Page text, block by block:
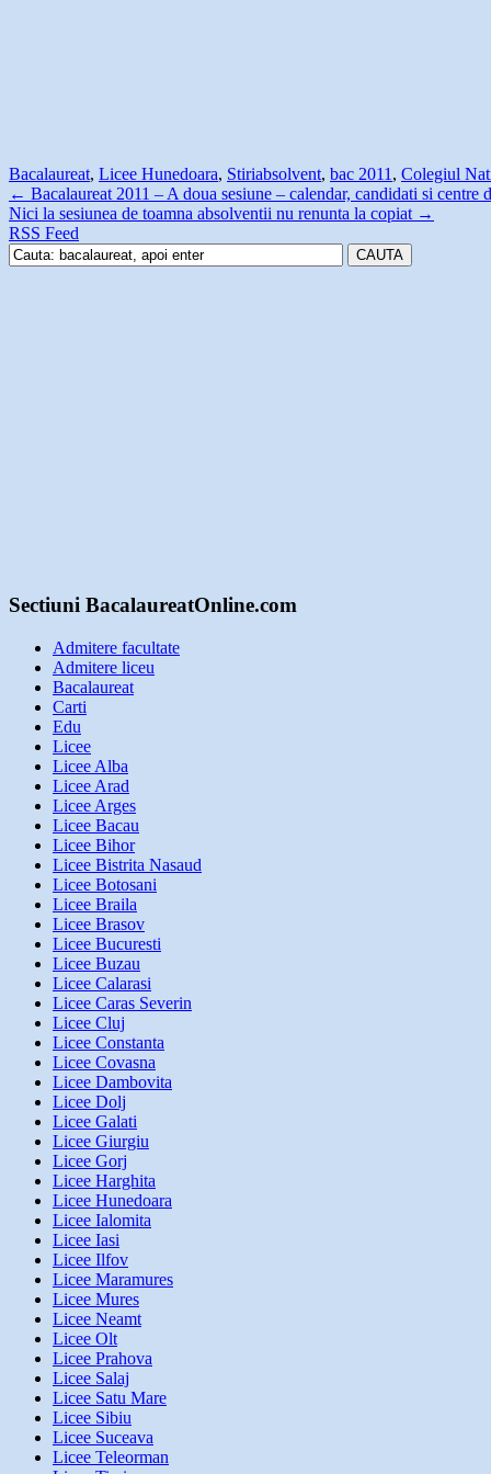
Bacalaureat, Licee Hunedoara, Stiriabsolvent, bac 2011 , Colegiul
← Bacalaureat 2011 – A doua sesiune – calendar, candidati si centre
Nici la sesiunea de toamna absolventii nu renunta la copiat →
RSS Feed
Sectiuni BacalaureatOnline.com
Admitere facultate
Admitere liceu
Bacalaureat
Carti
Edu
Licee
Licee Alba
Licee Arad
Licee Arges
Licee Bacau
Licee Bihor
Licee Bistrita Nasaud
Licee Botosani
Licee Braila
Licee Brasov
Licee Bucuresti
Licee Buzau
Licee Calarasi
Licee Caras Severin
Licee Cluj
Licee Constanta
Licee Covasna
Licee Dambovita
Licee Dolj
Licee Galati
Licee Giurgiu
Licee Gorj
Licee Harghita
Licee Hunedoara
Licee Ialomita
Licee Iasi
Licee Ilfov
Licee Maramures
Licee Mures
Licee Neamt
Licee Olt
Licee Prahova
Licee Salaj
Licee Satu Mare
Licee Sibiu
Licee Suceava
Licee Teleorman